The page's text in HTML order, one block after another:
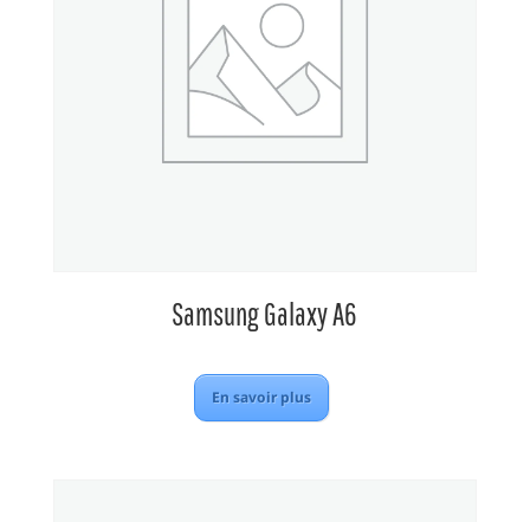
Samsung Galaxy A6
En savoir plus